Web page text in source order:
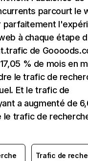
parcourt le
parfaitement
à chaque étape
de
% de mois en
le trafic de
Et le trafic de
a augmenté de
le trafic de
Trafic de